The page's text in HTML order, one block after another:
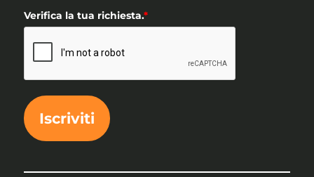
Verifica la tua richiesta.*
Iscriviti